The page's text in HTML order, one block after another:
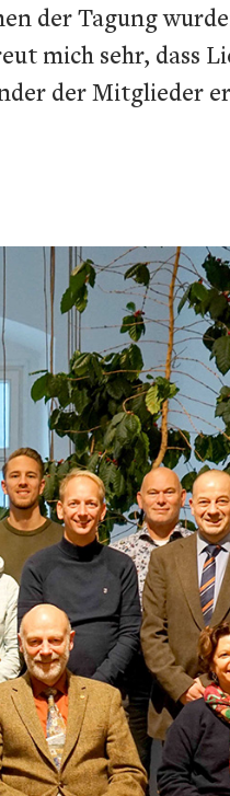
der Tagung
mich sehr, dass
der Mitglieder